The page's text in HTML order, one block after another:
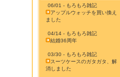
06/01 - もろもろ雑記
アップルウォッチを買い換え
ました
04/14 - もろもろ雑記
結婚36周年
03/30 - もろもろ雑記
スーツケースのガタガタ、解
消しました